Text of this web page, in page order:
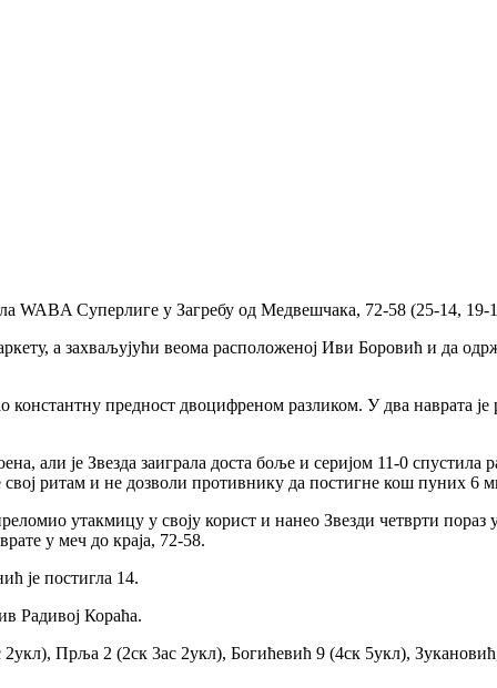
WABA Суперлиге у Загребу од Медвешчака, 72-58 (25-14, 19-
а захваљујући веома расположеној Иви Боровић и да
предност двоцифреном разликом. У два наврата је
али је Звезда заиграла доста боље и серијом 11-0
ритам и не дозволи противнику да постигне кош пуних 6
утакмицу у своју корист и нанео Звезди четврти
у меч до краја, 72-58.
је постигла 14.
Радивој Кораћа.
Прља 2 (2ск 3ас 2укл), Богићевић 9 (4ск 5укл),